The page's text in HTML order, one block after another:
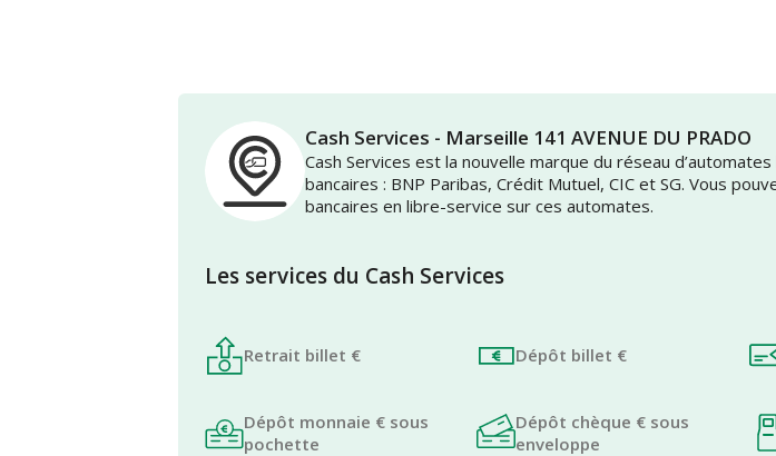
Cash Services - Marseille 141 AVENUE DU PRADO
Cash Services est la nouvelle marque du réseau
bancaires : BNP Paribas, Crédit Mutuel, CIC et SG. Vous
bancaires en libre-service sur ces automates.
Les services du Cash Services
Retrait billet € Dépôt billet €
Dépôt monnaie € sous
pochette
Dépôt chèque € sous
enveloppe